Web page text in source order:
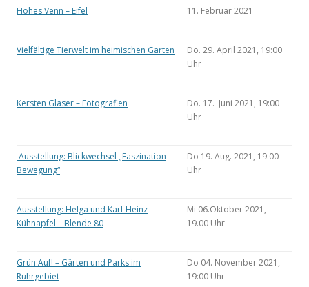
Hohes Venn – Eifel 11. Februar 2021
Vielfältige Tierwelt im heimischen Garten
Do. 29. April 2021, 19:00
Uhr
Kersten Glaser – Fotografien
Do. 17. Juni 2021, 19:00
Uhr
Ausstellung: Blickwechsel „Faszination
Bewegung“
Do 19. Aug. 2021, 19:00
Uhr
Ausstellung: Helga und Karl-Heinz
Kühnapfel – Blende 80
Mi 06.Oktober 2021,
19.00 Uhr
Grün Auf! – Gärten und Parks im
Ruhrgebiet
Do 04. November 2021,
19:00 Uhr